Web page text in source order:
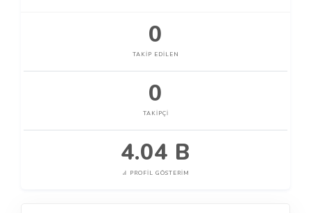
0
TAKIP EDILEN
0
TAKIPÇI
4.04 B
PROFIL GÖSTERIM